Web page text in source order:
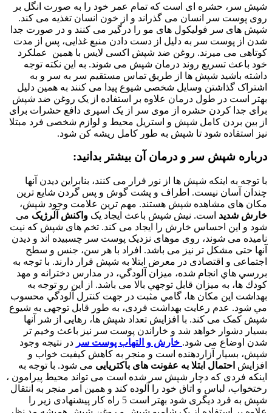
شپش سر، حشره‌ ای است که تمام عمر خود را به صورت انگل بر
روی پوست سر انسان می‌ گذراند و از خون انسان تغذیه می‌ کند.
شپش های سر فولیکول های مو را درگیر می کنند و در صورت جدا
شدن از پوست سر به دلیل از دست دادن منبع غذایی، پس از مدت
کوتاهی می میرند. روغن ضد شپش اکسی لایس با همین عملکرد
خود باعث تسریع روند درمان شپش می شوند. به این نکته توجه
داشته باشید شپش ها از طریق تماس مستقیم سر به سر و به
اشتراک گذاشتن وسایل شخصی شیوع پیدا می کنند به همین دلیل
بهتر است در طول درمان علاوه بر استفاده از یک روغن ضد شپش
برای جدا کردن حشره از موی سر از یک اسپری دافع حشرات برای
از بین بردن کامل شپش و استریل محیط و لوازم شخصی فرد مبتلا
نیز استفاده شود تا شپش به طور کامل ریشه کن شود.
درباره شپش سر و درمان آن بیشتر بدانید:
با توجه به اینکه شپش ها از نور فرار می کنند، بنابراین دیدن آنها
چندان آسان نیست. اطراف و پشت گوش و پس گردن شایع ترین
مکان های مشاهده شپش هستند. مهم ترین علامت وجود شپش،
خارش شدید است. نیش شپش باعث ایجاد یک واکنش آلرژیک می
شود و این احساس خارش را ایجاد می کند. تخم های شپش که نیت
نامیده می شوند، روی موهای نزدیک پوست سر چسبیده اند و دیدن
آنها حتی مشکل تر نیز می باشد. افراد با هر سن، جنس و سطح
اجتماعی و اقتصادی در معرض ابتلا به شپش قرار دارند. با توجه به
بررسي هاي انجام شده، ميزان آلودگي، در مدارس دخترانه و مهد
كودك ها، به میزان قابل توجهي بالا می باشد. از این رو توجه به
بهداشت این مکان ها، گامي مثبت در جهت كنترل آلودگي محسوب
مي شود. عدم رعایت بهداشت فردی، به طور قابل توجهی به شیوع
شپش کمک می کند. با افزایش تعداد شپش ها، رهایی از شر آنها
بسیار دشوار خواهد شد و خاراندن پوست سر نیز باعث وخیم تر
شدن اوضاع می شود. خارش و التهاب پوست سر در نتیجه وجود
شپش، بسیار آزاردهنده است و منجر به کاهش کیفیت خواب و
افزایش احتمال ابتلا به عفونت های باکتریایی می شود. با توجه به
اینکه فردی که دچار شپش سر شده است می تواند محیط پیرامون ،
رختخواب، لباس و اتاق خود را آلوده کند و همین امر منجر به انتقال
شپش به فرد دیگری شود بهتر است 5 راه کار پیشنهادی زیر را